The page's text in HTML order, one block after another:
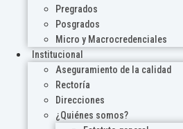
Pregrados
Posgrados
Micro y Macrocredenciales
Institucional
Aseguramiento de la calidad
Rectoría
Direcciones
¿Quiénes somos?